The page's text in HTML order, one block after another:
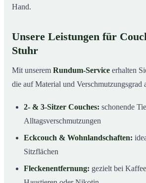
Hand.
Unsere Leistungen für
Stuhr
Mit unserem Rundum-Service erhalten
die auf Material und Verschmutzungsgrad
2- & 3-Sitzer Couches: schonende
Alltagsverschmutzungen
Eckcouch & Wohnlandschaften:
Sitzflächen
Fleckenentfernung: gezielt bei